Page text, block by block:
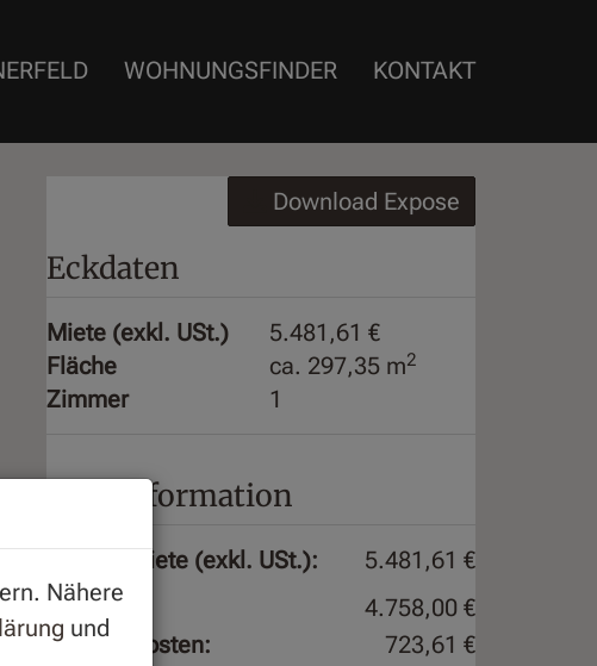
WOHNUNGSFINDER KONTAKT
Download Expose
Eckdaten
Miete (exkl. USt.)
5.481,61 €
Fläche
ca. 297,35 m2
Zimmer 1
Preisinformation
Gesamtmiete (exkl. USt.):
5.481,61 €
Miete:
4.758,00 €
Betriebskosten:
723,61 €
Nähere
und